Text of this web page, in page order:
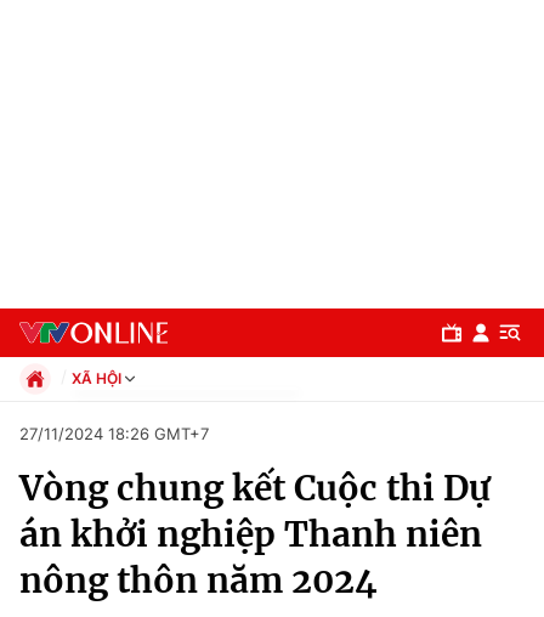
Chuyên mục
Chính trị
XÃ HỘI
Xã hội
Pháp luật
Kinh tế
Thể thao
Truyền hình
Văn hóa - Giải trí
27/11/2024 18:26 GMT+7
Vòng chung kết Cuộc thi Dự
án khởi nghiệp Thanh niên
nông thôn năm 2024